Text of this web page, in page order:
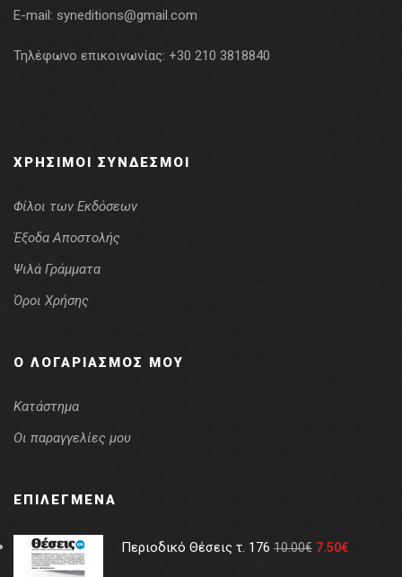
E-mail: syneditions@gmail.com
Τηλέφωνο επικοινωνίας: +30 210 3818840
ΧΡΉΣΙΜΟΙ ΣΎΝΔΕΣΜΟΙ
Φίλοι των Εκδόσεων
Έξοδα Αποστολής
Ψιλά Γράμματα
Όροι Χρήσης
Ο ΛΟΓΑΡΙΑΣΜΌΣ ΜΟΥ
Κατάστημα
Οι παραγγελίες μου
ΕΠΙΛΕΓΜΈΝΑ
Περιοδικό Θέσεις τ. 176 10.00€ 7.50€